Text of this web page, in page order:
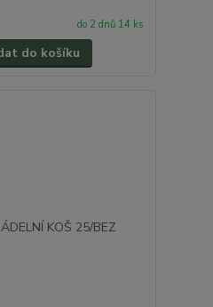
do 2 dnů 14 ks
do košíku